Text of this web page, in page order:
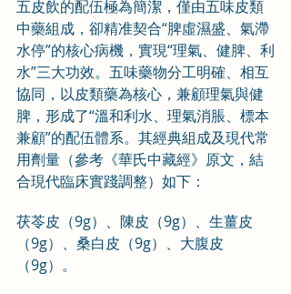
五皮飲的配伍極為簡潔，僅由五味皮類
中藥組成，卻精准契合“脾虛濕盛、氣滯
水停”的核心病機，實現“理氣、健脾、利
水”三大功效。五味藥物分工明確、相互
協同，以皮類藥為核心，兼顧理氣與健
脾，形成了“溫和利水、理氣消脹、標本
兼顧”的配伍體系。其經典組成及現代常
用劑量（參考《華氏中藏經》原文，結
合現代臨床實踐調整）如下：
茯苓皮（9g）、陳皮（9g）、生薑皮
（9g）、桑白皮（9g）、大腹皮
（9g）。